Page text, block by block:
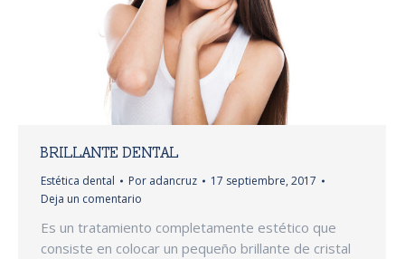
BRILLANTE DENTAL
Estética dental Por adancruz
17 septiembre, 2017
Deja un comentario
Es un tratamiento completamente estético que
consiste en colocar un pequeño brillante de cristal